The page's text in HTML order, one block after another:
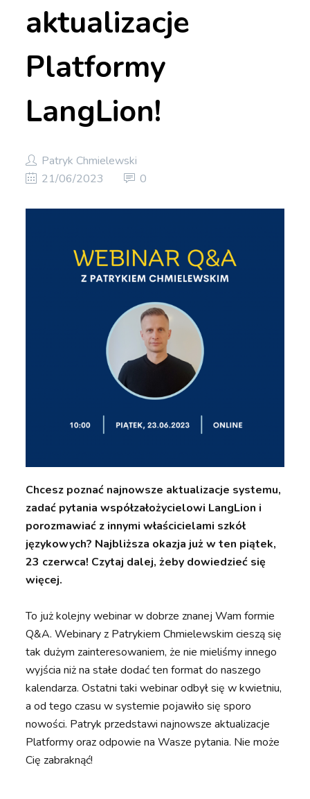
aktualizacje
Platformy
LangLion!
Patryk Chmielewski
21/06/2023
0
Chcesz poznać najnowsze aktualizacje systemu,
zadać pytania współzałożycielowi LangLion i
porozmawiać z innymi właścicielami szkół
językowych? Najbliższa okazja już w ten piątek,
23 czerwca! Czytaj dalej, żeby dowiedzieć się
więcej.
To już kolejny webinar w dobrze znanej Wam formie
Q&A. Webinary z Patrykiem Chmielewskim cieszą się
tak dużym zainteresowaniem, że nie mieliśmy innego
wyjścia niż na stałe dodać ten format do naszego
kalendarza. Ostatni taki webinar odbył się w kwietniu,
a od tego czasu w systemie pojawiło się sporo
nowości. Patryk przedstawi najnowsze aktualizacje
Platformy oraz odpowie na Wasze pytania. Nie może
Cię zabraknąć!